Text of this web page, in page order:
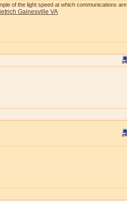
of the light speed at which communications are
Gainesville VA